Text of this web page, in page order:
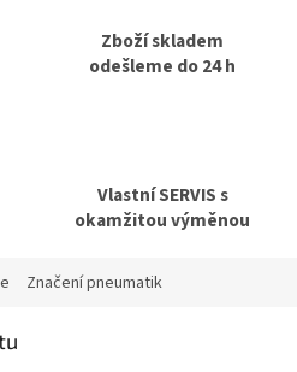
Zboží skladem
odešleme do 24 h
Vlastní SERVIS s
okamžitou výměnou
Značení pneumatik